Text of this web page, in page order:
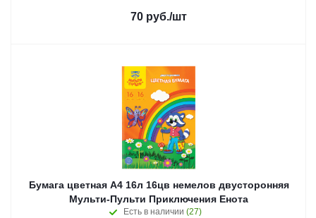
70 руб./шт
Бумага цветная А4 16л 16цв немелов двусторонняя
Мульти-Пульти Приключения Енота
Есть в наличии (27)